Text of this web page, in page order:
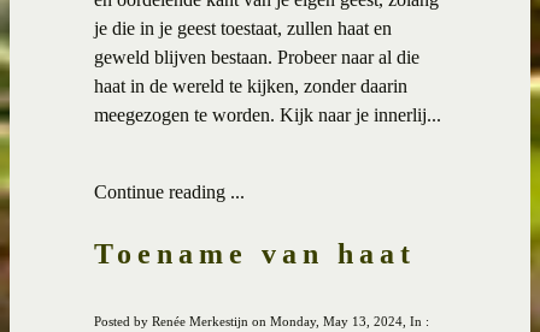
je die in je geest toestaat, zullen haat en
geweld blijven bestaan. Probeer naar al die
haat in de wereld te kijken, zonder daarin
meegezogen te worden. Kijk naar je innerlij...
Continue reading ...
Toename van haat
Posted by Renée Merkestijn on Monday, May 13, 2024, In :